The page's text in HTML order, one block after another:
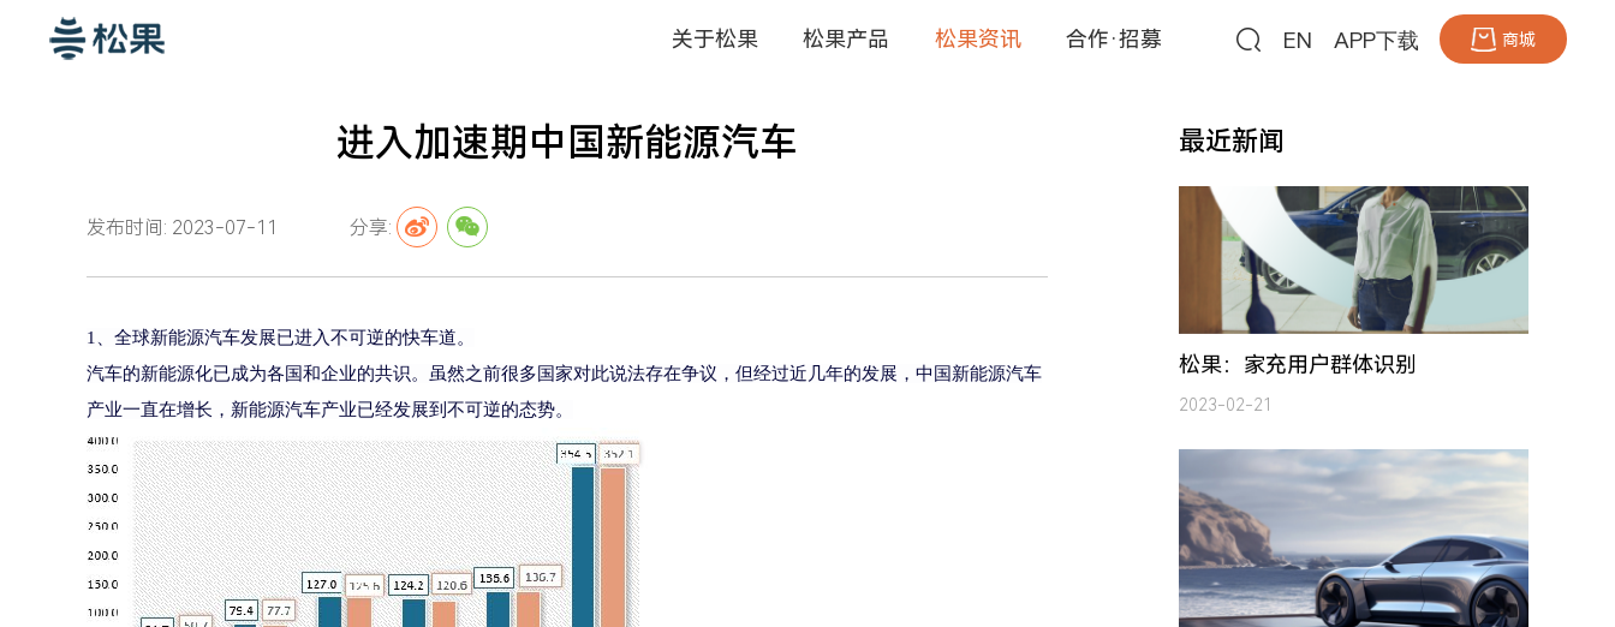
关于松果 松果产品 合作·招募 EN APP下载 商城
进入加速期中国新能源汽车
发布时间: 2023-07-11 分享:
1、全球新能源汽车发展已进入不可逆的快车道。
汽车的新能源化已成为各国和企业的共识。虽然之前很多国家对此说法存在争议，但经过近几年的发展，中国新能源汽车
产业一直在增长，新能源汽车产业已经发展到不可逆的态势。
最近新闻
松果：家充用户群体识别
2023-02-21
2月公共充电桩同比增长51.2%